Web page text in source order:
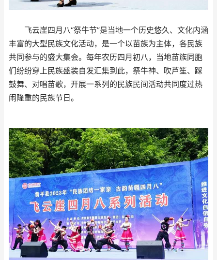
飞云崖四月八“祭牛节”是当地一个历史悠久、文化内涵
丰富的大型民族文化活动，是一个以苗族为主体，各民族
共同参与的盛大集会。每年农历四月初八，当地苗族同胞
们纷纷穿上民族盛装自发汇集到此，祭牛神、吹芦笙、踩
鼓舞、对唱苗歌，开展一系列的民族民间活动共同度过热
闹隆重的民族节日。